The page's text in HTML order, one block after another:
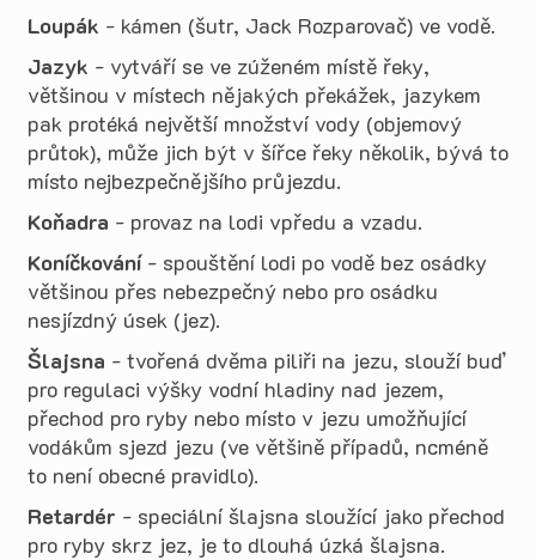
Loupák - kámen (šutr, Jack Rozparovač) ve vodě.
Jazyk - vytváří se ve zúženém místě řeky,
většinou v místech nějakých překážek, jazykem
pak protéká největší množství vody (objemový
průtok), může jich být v šířce řeky několik, bývá to
místo nejbezpečnějšího průjezdu.
Koňadra - provaz na lodi vpředu a vzadu.
Koníčkování - spouštění lodi po vodě bez osádky
většinou přes nebezpečný nebo pro osádku
nesjízdný úsek (jez).
Šlajsna - tvořená dvěma piliři na jezu, slouží buď
pro regulaci výšky vodní hladiny nad jezem,
přechod pro ryby nebo místo v jezu umožňující
vodákům sjezd jezu (ve většině případů, ncméně
to není obecné pravidlo).
Retardér - speciální šlajsna sloužící jako přechod
pro ryby skrz jez, je to dlouhá úzká šlajsna.